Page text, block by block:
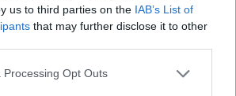
us to third parties on the IAB’s List of
that may further disclose it to other
Processing Opt Outs